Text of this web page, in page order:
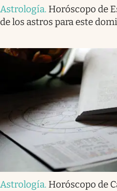
Astrología. Horóscopo de
de los astros para este
Astrología. Horóscopo de